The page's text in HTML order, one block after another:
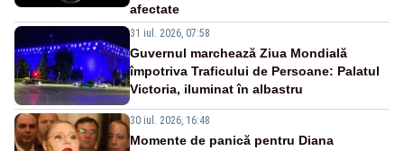
afectate
31 iul. 2026, 07:58
Guvernul marchează Ziua Mondială
împotriva Traficului de Persoane: Palatul
Victoria, iluminat în albastru
30 iul. 2026, 16:48
Momente de panică pentru Diana